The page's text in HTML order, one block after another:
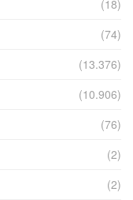
(18)
(74)
(13.376)
(10.906)
(76)
(2)
(2)